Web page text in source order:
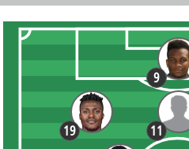
19
9
11